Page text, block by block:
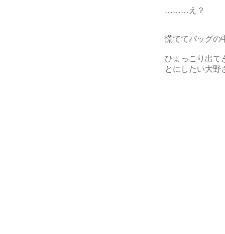
………え？
慌ててバッグの
ひょっこり出て
とにしたい大野